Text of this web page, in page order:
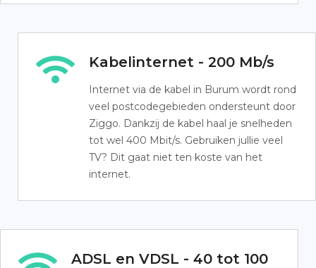
Kabelinternet - 200 Mb/s
Internet via de kabel in Burum wordt rond
veel postcodegebieden ondersteunt door
Ziggo. Dankzij de kabel haal je snelheden
tot wel 400 Mbit/s. Gebruiken jullie veel
TV? Dit gaat niet ten koste van het
internet.
ADSL en VDSL - 40 tot 100